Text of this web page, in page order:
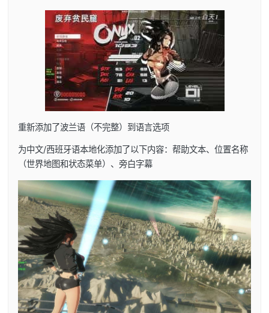
重新添加了波兰语（不完整）到语言选项
为中文/西班牙语本地化添加了以下内容：帮助文本、位置名称
（世界地图和状态菜单）、旁白字幕